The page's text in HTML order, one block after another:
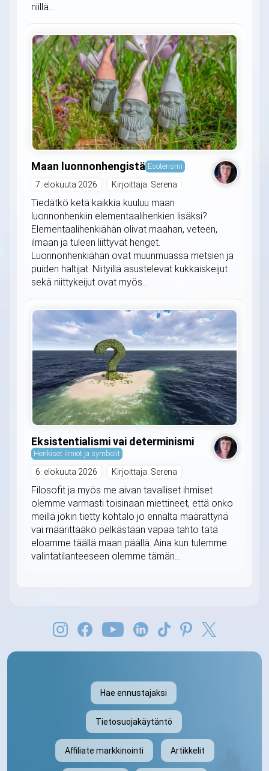
niillä...
Maan luonnonhengistä Esoterismi
7. elokuuta 2026 Kirjoittaja: Serena
Tiedätkö ketä kaikkia kuuluu maan
luonnonhenkiin elementaalihenkien lisäksi?
Elementaalihenkiähän olivat maahan, veteen,
ilmaan ja tuleen liittyvät henget.
Luonnonhenkiähän ovat muunmuassa metsien ja
puiden haltijat. Niityillä asustelevat kukkaiskeijut
sekä niittykeijut ovat myös...
Eksistentialismi vai determinismi
Henkiset ilmiöt ja symbolit
6. elokuuta 2026 Kirjoittaja: Serena
Filosofit ja myös me aivan tavalliset ihmiset
olemme varmasti toisinaan miettineet, että onko
meillä jokin tietty kohtalo jo ennalta määrättynä
vai määrittääkö pelkästään vapaa tahto tätä
eloamme täällä maan päällä. Aina kun tulemme
valintatilanteeseen olemme tämän...
Hae ennustajaksi
Tietosuojakäytäntö
Affiliate markkinointi Artikkelit